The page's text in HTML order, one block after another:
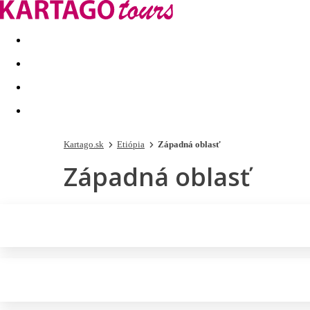
Last minute Dovolenkové kluby
Kartago.sk Etiópia Západná oblasť
Západná oblasť